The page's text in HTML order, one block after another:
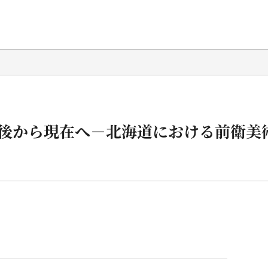
から現在へ－北海道における前衛美